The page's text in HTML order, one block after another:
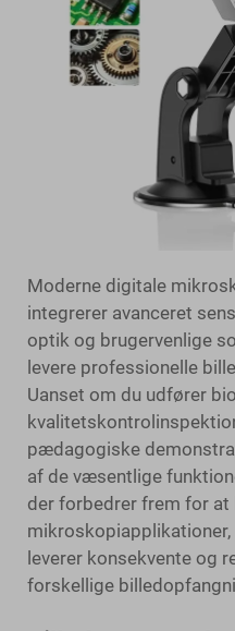
Moderne digitale
integrerer avanceret
optik og brugervenlige
levere professionelle
Uanset om du udfører
pædagogiske
af de væsentlige
der forbedrer frem for
leverer konsekvente og
forskellige